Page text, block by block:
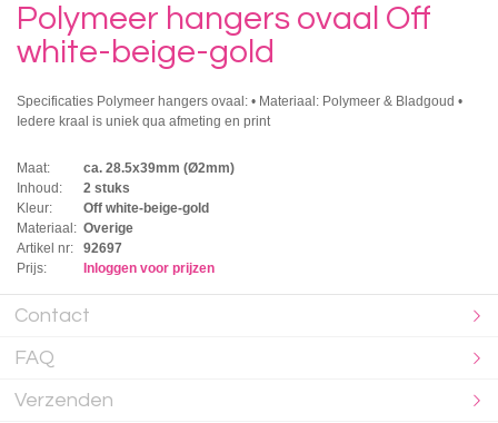
Polymeer hangers ovaal Off
white-beige-gold
Specificaties Polymeer hangers ovaal: • Materiaal: Polymeer & Bladgoud •
Iedere kraal is uniek qua afmeting en print
Maat:
ca. 28.5x39mm (Ø2mm)
Inhoud:
2 stuks
Kleur:
Off white-beige-gold
Materiaal: Overige
Artikel nr:
92697
Prijs:
Inloggen voor prijzen
Contact
FAQ
Verzenden